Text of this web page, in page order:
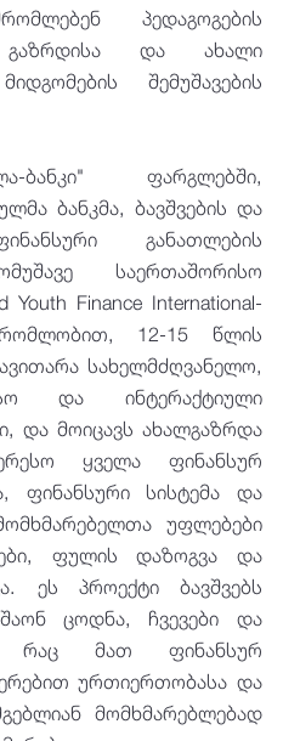
პედაგოგების
გაზრდისა და ახალი
შემუშავების
ბანკი" ფარგლებში,
ბანკმა, ბავშვების და
განათლების
საერთაშორისო
Youth Finance International-
12-15 წლის
სახელმძღვანელო,
და ინტერაქტიული
და მოიცავს ახალგაზრდა
ყველა ფინანსურ
ფინანსური სისტემა და
უფლებები
ფულის დაზოგვა და
ეს პროექტი ბავშვებს
ცოდნა, ჩვევები და
რაც მათ ფინანსურ
ურთიერთობასა და
მომხმარებლებად